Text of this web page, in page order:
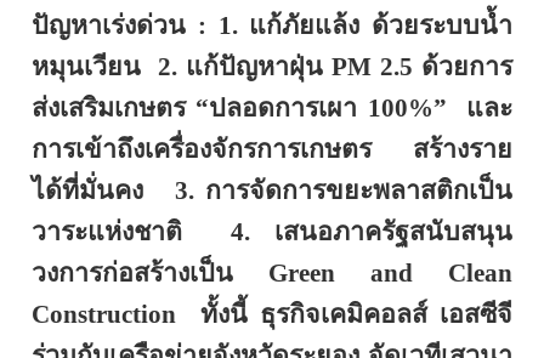
ปัญหาเร่งด่วน : 1 . แก้ภัยแล้ง ด้วยระบบน้ำ
หมุนเวียน 2. แก้ปัญหาฝุ่น PM 2.5 ด้วยการ
ส่งเสริมเกษตร “ปลอดการเผา 100%”
และ
การเข้าถึงเครื่องจักรการเกษตร สร้างราย
ได้ที่มั่นคง
3. การจัดการขยะพลาสติกเป็น
วาระแห่งชาติ
4. เสนอภาครัฐสนับสนุน
วงการก่อสร้างเป็น Green and Clean
Construction
ทั้งนี้ ธุรกิจเคมิคอลส์ เอสซีจี